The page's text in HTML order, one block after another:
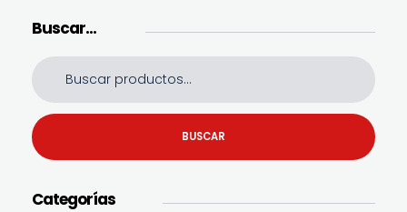
Buscar…
BUSCAR
Categorías